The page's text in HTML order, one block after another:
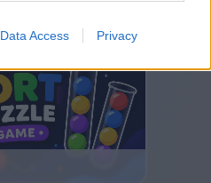
Data Access Privacy